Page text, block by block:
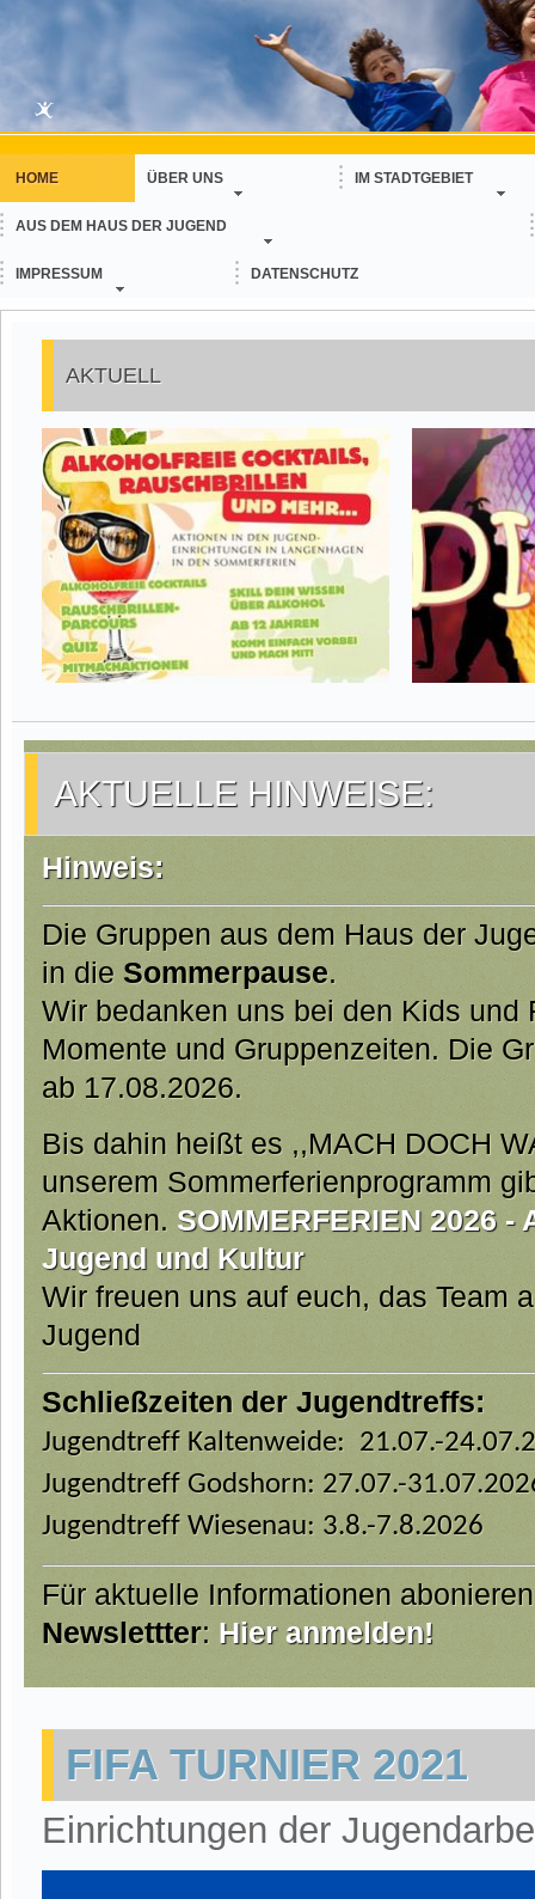
HOME ÜBER UNS IM STADTGEBIET
AUS DEM HAUS DER JUGEND
IMPRESSUM DATENSCHUTZ
AKTUELL
AKTUELLE HINWEISE:
Hinweis:
Die Gruppen aus dem Haus der
in die Sommerpause.
Wir bedanken uns bei den Kids und
Momente und Gruppenzeiten. Die
ab 17.08.2026.
Bis dahin heißt es ,,MACH DOCH
unserem Sommerferienprogramm
Aktionen. SOMMERFERIEN 2026
Jugend und Kultur
Wir freuen uns auf euch, das Team
Jugend
Schließzeiten der Jugendtreffs:
Jugendtreff Kaltenweide: 21.07.-
Jugendtreff Godshorn: 27.07.-
Jugendtreff Wiesenau: 3.8.-7.8.2026
Für aktuelle Informationen
Newslettter: Hier anmelden!
FIFA TURNIER 2021
Einrichtungen der